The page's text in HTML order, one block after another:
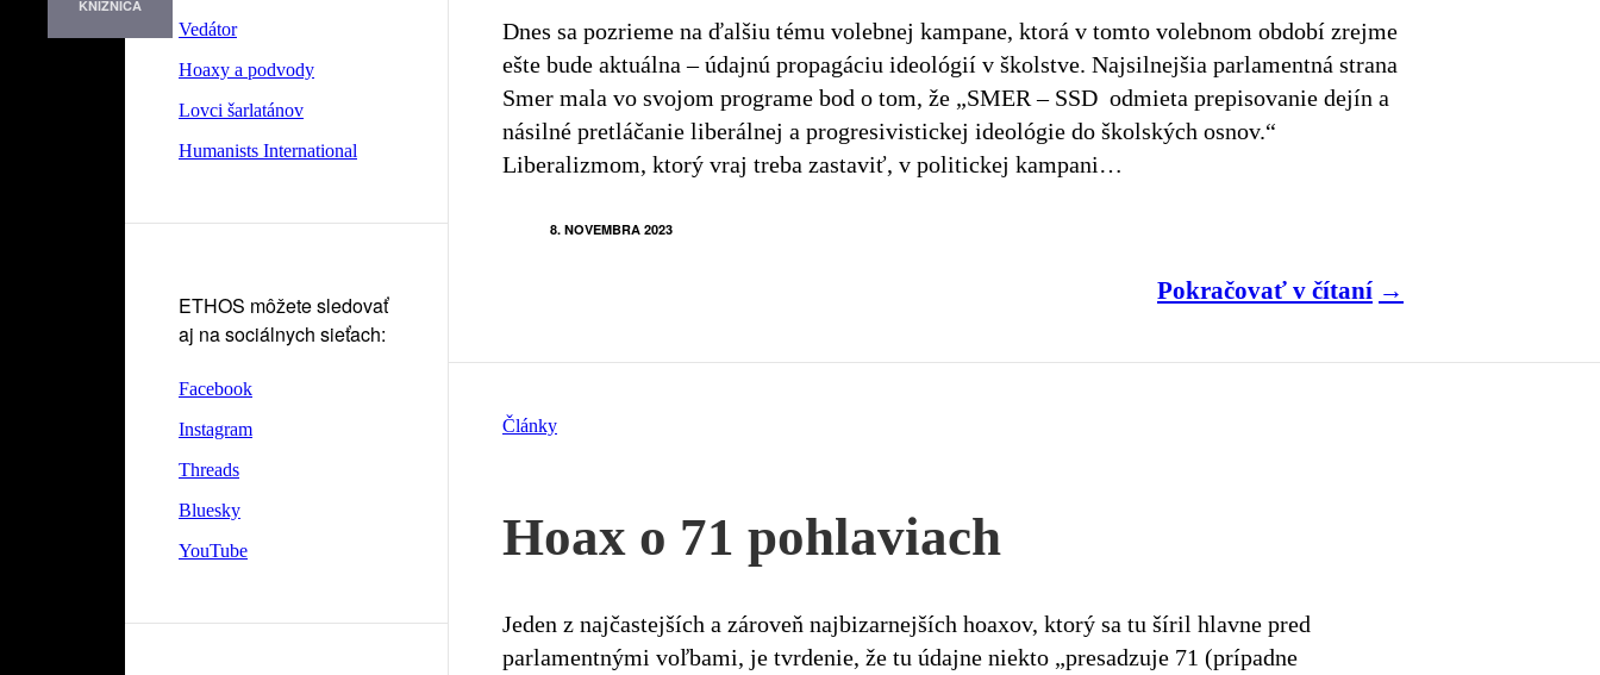
Dnes sa pozrieme na ďalšiu tému volebnej kampane, ktorá v tomto volebnom období zrejme
ešte bude aktuálna – údajnú propagáciu ideológií v školstve. Najsilnejšia parlamentná strana
Smer mala vo svojom programe bod o tom, že „SMER – SSD odmieta prepisovanie dejín a
násilné pretláčanie liberálnej a progresivistickej ideológie do školských osnov.“
Liberalizmom, ktorý vraj treba zastaviť, v politickej kampani…
8. NOVEMBRA 2023
Pokračovať v čítaní
Články
Hoax o 71 pohlaviach
Jeden z najčastejších a zároveň najbizarnejších hoaxov, ktorý sa tu šíril hlavne pred
parlamentnými voľbami, je tvrdenie, že tu údajne niekto „presadzuje 71 (prípadne
Vedátor
Hoaxy a podvody
Lovci šarlatánov
Humanists International
ETHOS môžete sledovať
aj na sociálnych sieťach:
Facebook
Instagram
Threads
Bluesky
YouTube
KNIŽNICA